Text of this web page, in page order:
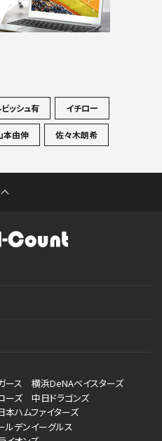
ッシュ有 イチロー
本由伸 佐々木朗希
ース
横浜DeNAベイスターズ
ーズ
中日ドラゴンズ
本ハムファイターズ
ルデンイーグルス